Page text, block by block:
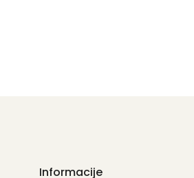
Informacije